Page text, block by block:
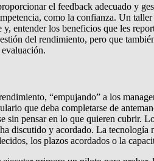
el feedback adecuado y
como la confianza. Un
entender los beneficios que les
del rendimiento, pero que
“empujando” a los
que deba completarse de
sin pensar en lo que quieren cubrir.
discutido y acordado. La tecnología
los plazos acordados o la